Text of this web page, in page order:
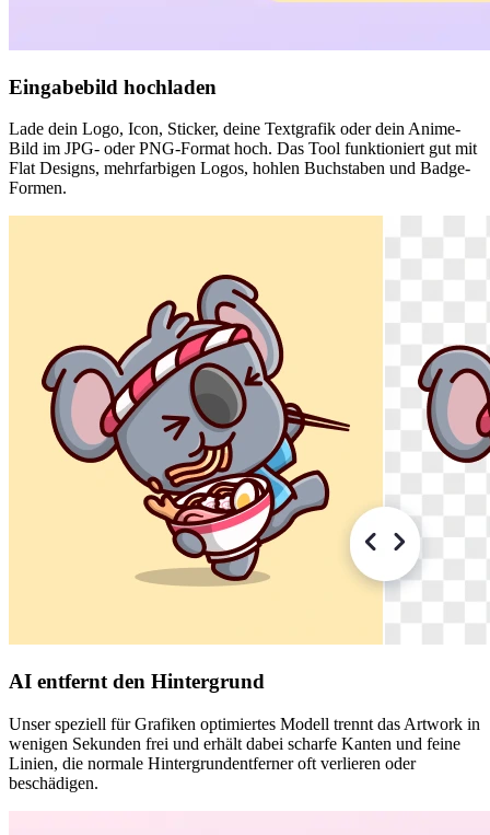
Eingabebild hochladen
Lade dein Logo, Icon, Sticker, deine Textgrafik oder dein Anime-
Bild im JPG- oder PNG-Format hoch. Das Tool funktioniert gut mit
Flat Designs, mehrfarbigen Logos, hohlen Buchstaben und Badge-
Formen.
AI entfernt den Hintergrund
Unser speziell für Grafiken optimiertes Modell trennt das Artwork in
wenigen Sekunden frei und erhält dabei scharfe Kanten und feine
Linien, die normale Hintergrundentferner oft verlieren oder
beschädigen.